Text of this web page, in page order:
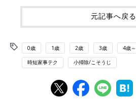
元記事へ戻る
0歳 1歳 2歳 3歳 4歳～
時短家事テク 小掃除/こそうじ